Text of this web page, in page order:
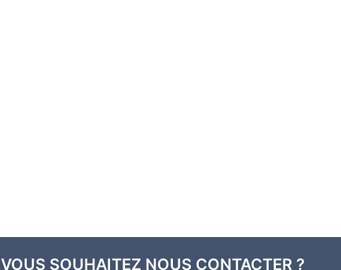
VOUS SOUHAITEZ NOUS CONTACTER ?